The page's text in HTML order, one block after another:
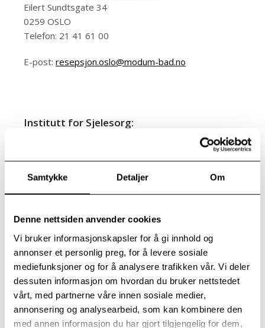
Samtykke Detaljer Om
Denne nettsiden anvender cookies
Vi bruker informasjonskapsler for å gi innhold og
annonser et personlig preg, for å levere sosiale
mediefunksjoner og for å analysere trafikken vår. Vi deler
dessuten informasjon om hvordan du bruker nettstedet
vårt, med partnerne våre innen sosiale medier,
annonsering og analysearbeid, som kan kombinere den
med annen informasjon du har gjort tilgjengelig for dem,
Eilert Sundtsgate 34
0259 OSLO
Telefon: 21 41 61 00
E-post: resepsjon.oslo@modum-bad.no
Institutt for Sjelesorg:
3371 VIKERSUND
Einar Lundbys vei 13
3370 VIKERSUND
E-post: sjelesorg@modum-bad.no
Forskning / Research Institute:
Postadresse: